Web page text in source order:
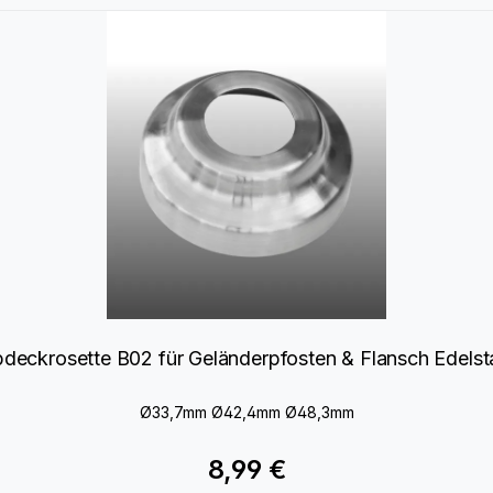
B02 für Geländerpfosten & Flansch
Ø33,7mm Ø42,4mm Ø48,3mm
8,99 €